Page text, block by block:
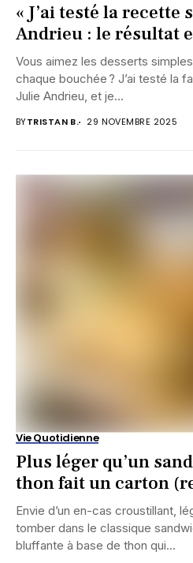
« J’ai testé la recette
Andrieu : le résultat
Vous aimez les desserts
chaque bouchée ? J’ai testé la
Julie Andrieu, et je...
BYTRISTAN B. 29 NOVEMBRE 2025
Vie Quotidienne
Plus léger qu’un
thon fait un carton
Envie d’un en-cas croustillant,
tomber dans le classique
bluffante à base de thon qui...